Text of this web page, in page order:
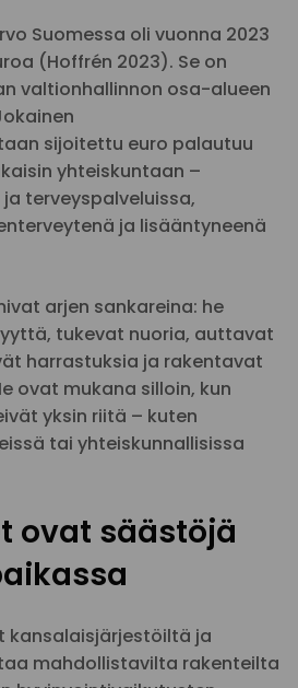
Suomessa oli vuonna 2023
(Hoffrén 2023). Se on
valtionhallinnon osa-alueen
sijoitettu euro palautuu
yhteiskuntaan –
terveyspalveluissa,
ja lisääntyneenä
arjen sankareina: he
tukevat nuoria, auttavat
harrastuksia ja rakentavat
ovat mukana silloin, kun
yksin riitä – kuten
tai yhteiskunnallisissa
ovat säästöjä
kansalaisjärjestöiltä ja
mahdollistavilta rakenteilta